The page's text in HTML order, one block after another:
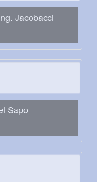
Jacobacci
Sapo